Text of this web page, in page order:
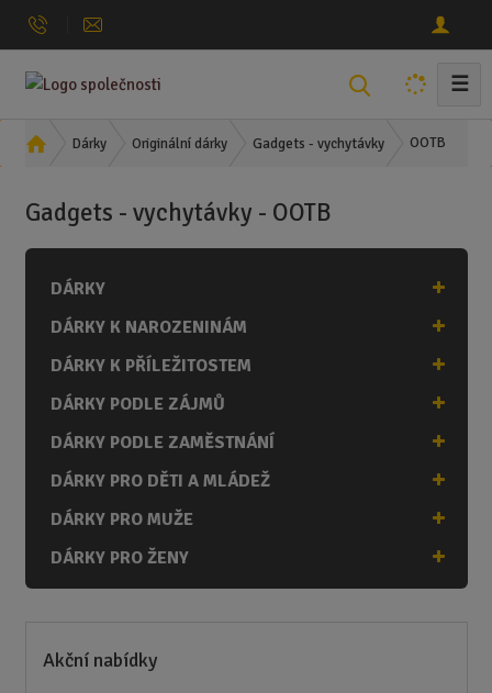
h
a
☰
Ú
d
s
a
a
Dárky Originální dárky Gadgets - vychytávky OOTB
Gadgets - vychytávky - OOTB
DÁRKY
DÁRKY K NAROZENINÁM
DÁRKY K PŘÍLEŽITOSTEM
DÁRKY PODLE ZÁJMŮ
DÁRKY PODLE ZAMĚSTNÁNÍ
DÁRKY PRO DĚTI A MLÁDEŽ
DÁRKY PRO MUŽE
DÁRKY PRO ŽENY
Akční nabídky